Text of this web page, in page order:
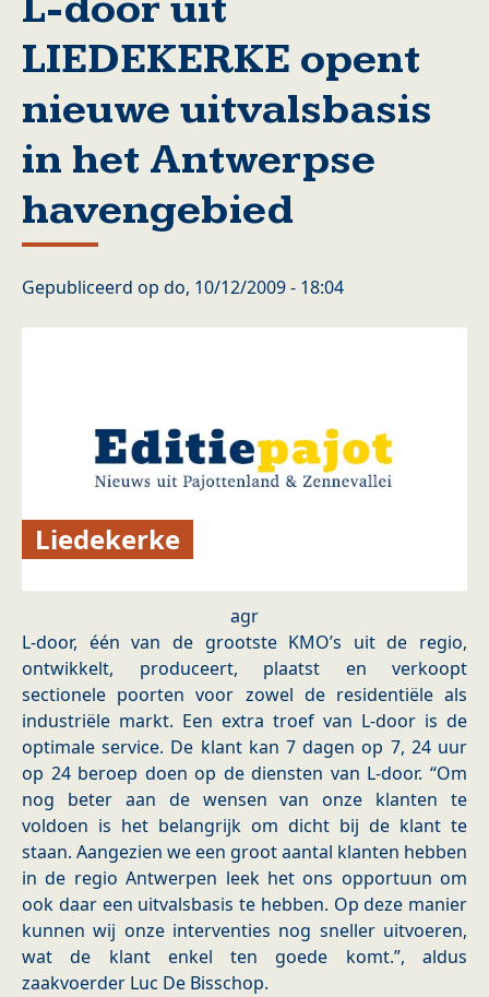
LIEDEKERKE opent
nieuwe uitvalsbasis
in het Antwerpse
havengebied
Gepubliceerd op do, 10/12/2009 - 18:04
Liedekerke
agr
L-door, één van de grootste KMO’s uit de regio,
ontwikkelt, produceert, plaatst en verkoopt
sectionele poorten voor zowel de residentiële als
industriële markt. Een extra troef van L-door is de
optimale service. De klant kan 7 dagen op 7, 24 uur
op 24 beroep doen op de diensten van L-door. “Om
nog beter aan de wensen van onze klanten te
voldoen is het belangrijk om dicht bij de klant te
staan. Aangezien we een groot aantal klanten hebben
in de regio Antwerpen leek het ons opportuun om
ook daar een uitvalsbasis te hebben. Op deze manier
kunnen wij onze interventies nog sneller uitvoeren,
wat de klant enkel ten goede komt.”, aldus
zaakvoerder Luc De Bisschop.